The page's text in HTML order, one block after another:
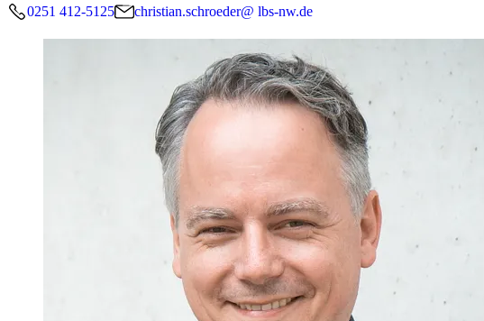
0251 412-5125 christian.schroeder@ lbs-nw.de